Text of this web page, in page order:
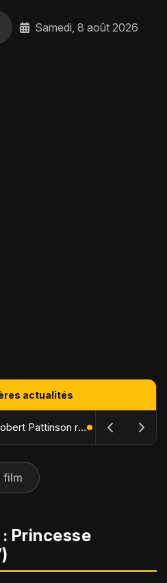
Samedi, 8 août 2026
actualités
The Batman : Part II – Robert Pattinson replonge dans les ténèbres de Gotham dès octobre 2027
film
Princesse